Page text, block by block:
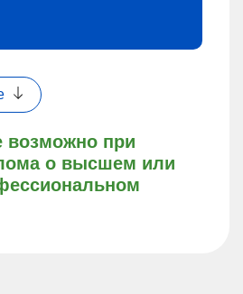
возможно при
о высшем или